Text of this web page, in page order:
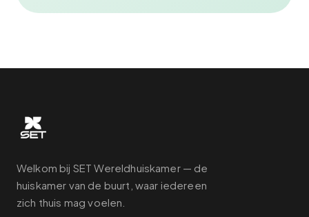
Welkom bij SET Wereldhuiskamer — de
huiskamer van de buurt, waar iedereen
zich thuis mag voelen.